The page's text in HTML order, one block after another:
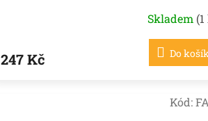
Skladem
247 Kč Do
Kód: